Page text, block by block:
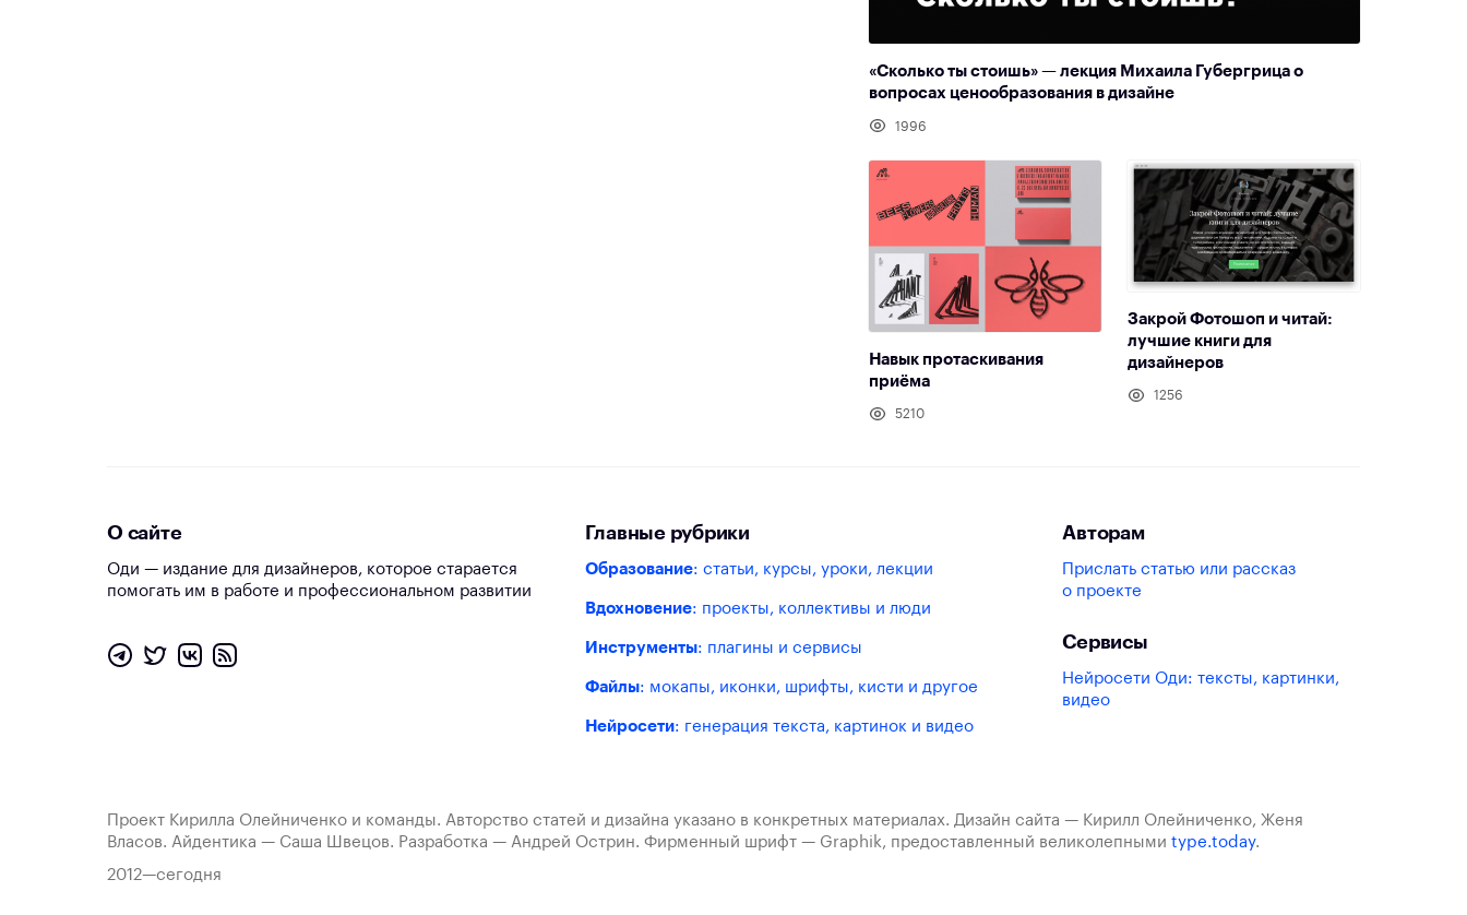
«Сколько ты стоишь» — лекция Михаила Губергрица о
вопросах ценообразования в дизайне
1996
Навык протаскивания
приёма
5210
Закрой Фотошоп и читай:
лучшие книги для
дизайнеров
1256
О сайте
Оди — издание для дизайнеров, которое старается
помогать им в работе и профессиональном развитии
Главные рубрики
Образование: статьи, курсы, уроки, лекции
Вдохновение: проекты, коллективы и люди
Инструменты: плагины и сервисы
Файлы: мокапы, иконки, шрифты, кисти и другое
Нейросети: генерация текста, картинок и видео
Авторам
Прислать статью или рассказ
о проекте
Сервисы
Нейросети Оди: тексты, картинки,
видео
Проект Кирилла Олейниченко и команды. Авторство статей и дизайна указано в конкретных материалах. Дизайн сайта — Кирилл Олейниченко, Женя
Власов. Айдентика — Саша Швецов. Разработка — Андрей Острин. Фирменный шрифт — Graphik, предоставленный великолепными type.today.
2012—сегодня